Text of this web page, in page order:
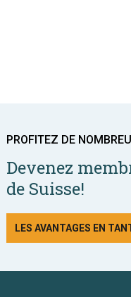
PROFITEZ DE
Devenez
de Suisse!
LES AVANTAGES EN